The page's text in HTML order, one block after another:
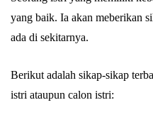
yang baik. Ia akan meberikan
ada di sekitarnya.
Berikut adalah sikap-sikap
istri ataupun calon istri: